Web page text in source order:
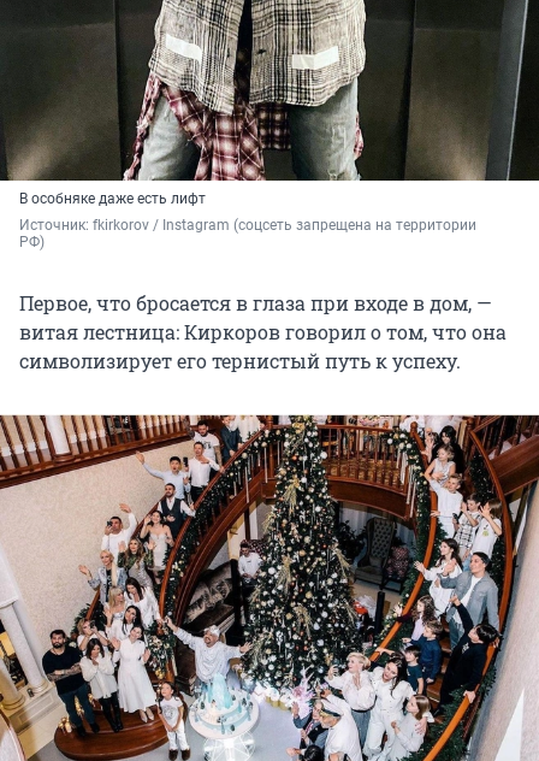
В особняке даже есть лифт
Источник: fkirkorov / Instagram (соцсеть запрещена на территории
РФ)
Первое, что бросается в глаза при входе в дом, —
витая лестница: Киркоров говорил о том, что она
символизирует его тернистый путь к успеху.